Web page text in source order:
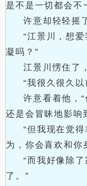
是不是一切都会不
许意却轻轻摇
“江景川，想
凝吗？”
江景川愣住了
“我很久很久
许意看着他，
还是会冒昧地影响
“但我现在觉
为，你会喜欢和你
“而我好像除
了。”